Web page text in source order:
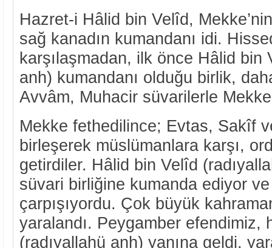
Hazret-i Hâlid bin Velîd,
sağ kanadın kumandanı idi.
karşılaşmadan, ilk önce Hâlid bin
anh) kumandanı olduğu birlik,
Avvâm, Muhacir süvarilerle
Mekke fethedilince; Evtas, Sakîf
birleşerek müslümanlara karşı,
getirdiler. Hâlid bin Velîd
süvari birliğine kumanda ediyor
çarpışıyordu. Çok büyük
yaralandı. Peygamber efendimiz,
(radıyallahü anh) yanına geldi,